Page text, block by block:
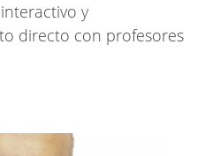
y
directo con profesores